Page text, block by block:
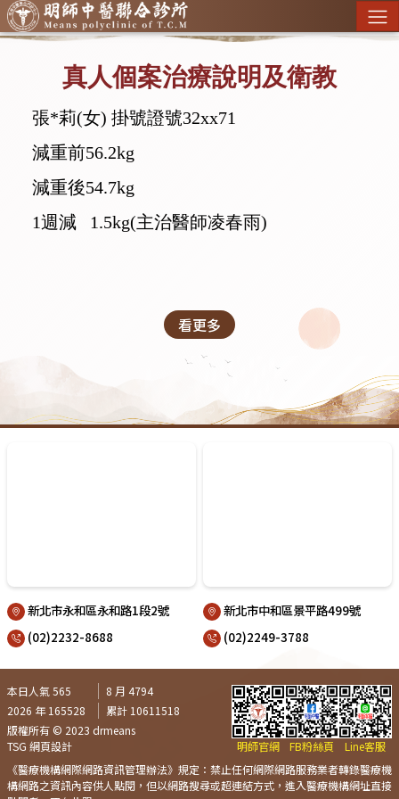
真人個案治療說明及衛教
張*莉(女) 掛號證號32xx71
減重前56.2kg
減重後54.7kg
1週減 1.5kg(主治醫師凌春雨)
看更多
新北市永和區永和路1段2號
(02)2232-8688
新北市中和區景平路499號
(02)2249-3788
本日人氣 565
8 月 4794
2026 年 165528
累計 10611518
版權所有 © 2023 drmeans
TSG 網頁設計
明師官網 FB粉絲頁
Line客服
《醫療機構網際網路資訊管理辦法》規定：禁止任何網際網路服務業者轉錄醫療機
構網路之資訊內容供人點閱，但以網路搜尋或超連結方式，進入醫療機構網址直接